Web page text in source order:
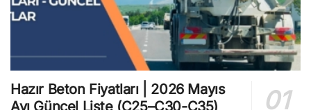
Hazır Beton Fiyatları | 2026 Mayıs
Ayı Güncel Liste (C25–C30-C35)